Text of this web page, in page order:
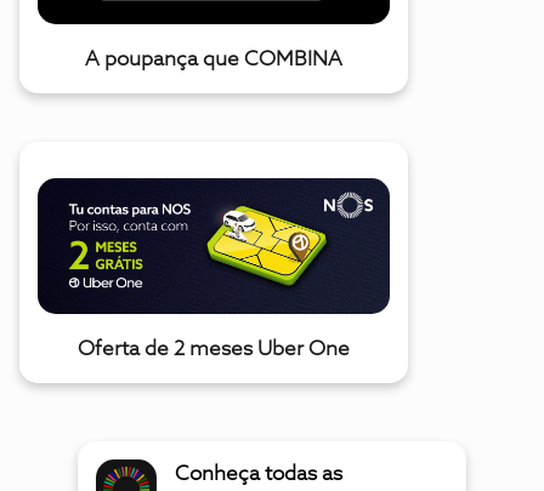
A poupança que COMBINA
Oferta de 2 meses Uber One
Conheça todas as